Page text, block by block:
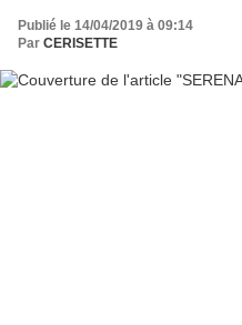
Publié le 14/04/2019 à 09:14
Par CERISETTE